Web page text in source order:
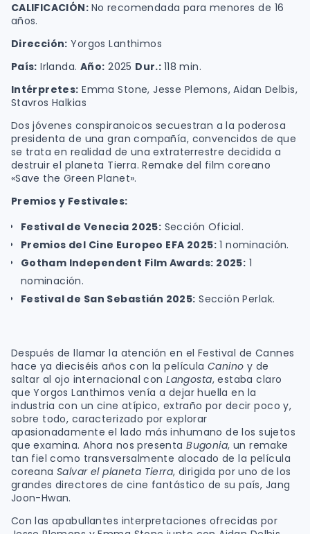
CALIFICACIÓN: No recomendada para menores de 16
años.
Dirección: Yorgos Lanthimos
País: Irlanda. Año: 2025 Dur.: 118 min.
Intérpretes: Emma Stone, Jesse Plemons, Aidan Delbis,
Stavros Halkias
Dos jóvenes conspiranoicos secuestran a la poderosa
presidenta de una gran compañía, convencidos de que
se trata en realidad de una extraterrestre decidida a
destruir el planeta Tierra. Remake del film coreano
«Save the Green Planet».
Premios y Festivales:
Festival de Venecia 2025: Sección Oficial.
Premios del Cine Europeo EFA 2025:1 nominación.
Gotham Independent Film Awards: 2025: 1
nominación.
Festival de San Sebastián 2025: Sección Perlak.
Después de llamar la atención en el Festival de Cannes
hace ya dieciséis años con la películaCanino y de
saltar al ojo internacional conLangosta, estaba claro
que Yorgos Lanthimos venía a dejar huella en la
industria con un cine atípico, extraño por decir poco y,
sobre todo, caracterizado por explorar
apasionadamente el lado más inhumano de los sujetos
que examina. Ahora nos presentaBugonia, un remake
tan fiel como transversalmente alocado de la película
coreanaSalvar el planeta Tierra, dirigida por uno de los
grandes directores de cine fantástico de su país, Jang
Joon-Hwan.
Con las apabullantes interpretaciones ofrecidas por